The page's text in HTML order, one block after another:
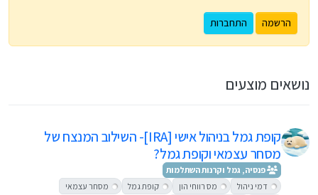
הרשמה התחברות
נושאים מוצעים
קופת גמל בניהול אישי [IRA]- השילוב המנצח של
מסחר עצמאי וקופת גמל?
פנסיה, גמל וקרנות השתלמות
דמי ניהול
מס רווחי הון קופת גמל
מסחר עצמאי